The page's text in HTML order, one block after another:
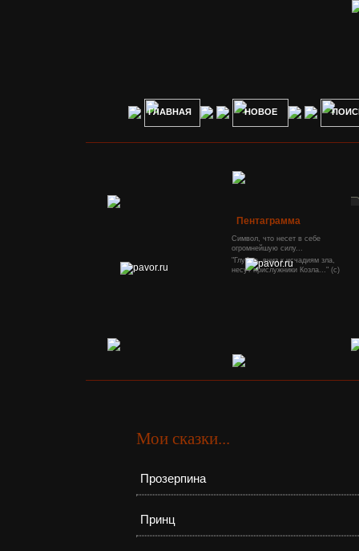
Пентаграмма
Символ, что несет в себе
огромнейшую силу...
"Глубже, вниз к исчадиям зла,
несут прислужники Козла..." (с)
ГЛАВНАЯ НОВОЕ
Мои сказки...
Прозерпина
Принц